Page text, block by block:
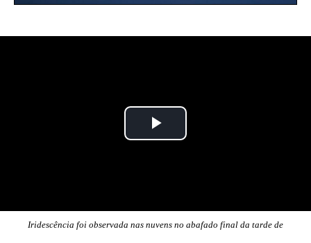
Iridescência foi observada nas nuvens no abafado final da tarde de